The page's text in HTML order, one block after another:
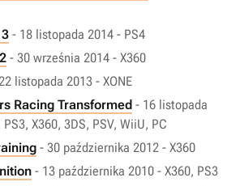
- 18 listopada 2014 - PS4
- 30 września 2014 - X360
listopada 2013 - XONE
Racing Transformed - 16 listopada
X360, 3DS, PSV, WiiU, PC
- 30 października 2012 - X360
- 13 października 2010 - X360, PS3